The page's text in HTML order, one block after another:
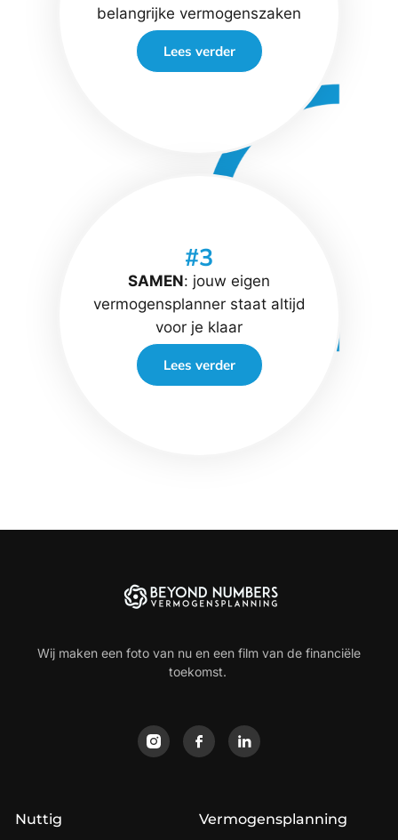
belangrijke vermogenszaken
Lees verder
#3
SAMEN: jouw eigen
vermogensplanner staat altijd
voor je klaar
Lees verder
Wij maken een foto van nu en een film van de financiële
toekomst.
Nuttig Vermogensplanning